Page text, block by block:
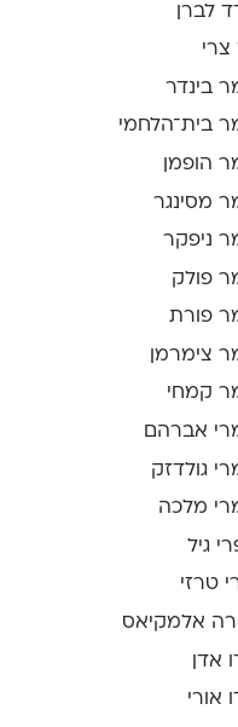
לברן
צרי
בינדר
בית־הלחמי
הופמן
מסינגר
ניפקר
פולק
פורת
צימרמן
קמחי
אברהם
גולדזק
מלכה
גיל
טרזי
אלמקיאס
אדן
אורי